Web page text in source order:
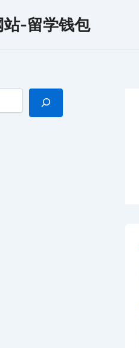
站-留学钱包